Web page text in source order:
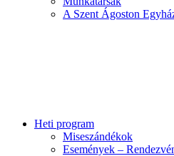
A Szent Ágoston
Heti program
Miseszándékok
Események –